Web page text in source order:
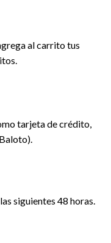
al carrito tus
tarjeta de crédito,
siguientes 48 horas.